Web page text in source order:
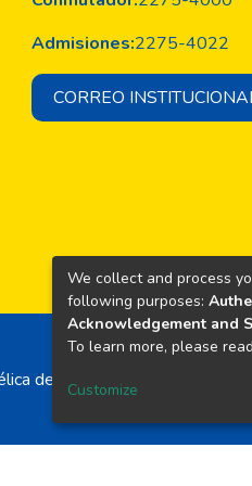
Admisiones:2275-4022
CORREO
de El Salvador
We collect and process
following purposes:
Acknowledgement and
To learn more, please
Customize